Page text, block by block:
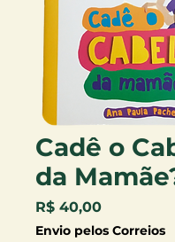
Cadê o
da
R$ 40,00Preço
Envio pelos Correios